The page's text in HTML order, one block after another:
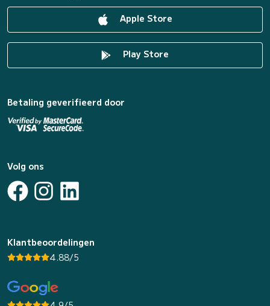
Apple Store
Play Store
Betaling geverifieerd door
Volg ons
Klantbeoordelingen
4.88/5